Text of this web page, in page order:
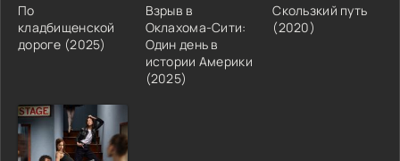
По
кладбищенской
дороге (2025)
Взрыв в
Оклахома-Сити:
Один день в
истории Америки
(2025)
Скользкий путь
(2020)